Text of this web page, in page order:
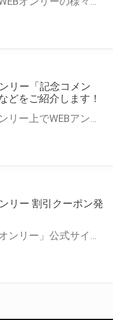
リー「記念コメン
どをご紹介します！
とらのあなWEBオンリー上でWEBアンソロジーが作成できる「記念コメント」について、その使い方や作成手順を解説します！ 支援タイプを「サークル参加型」「サークル参加型・マルシェ(イベント会場)機能付き」でお申し込みいただいている主催者様はぜひご活用ください♪ とらのあなWEBオンリーサイトはこちら
リー 割引クーポン発
「とらのあなWEBオンリー」公式サイトでとらのあな通販の「割引クーポン」を配布中！ イベントごとに開催当日限定で使える割引クーポンのシリアルコードを発行します。 とらのあなWEBオンリーのページをチェックして、イベント当日にお得にお買い物を楽しみましょう♪ ※本キャンペーンは予告なく終了する場合がございます。 とらのあなWEBオンリーサイトはこちら